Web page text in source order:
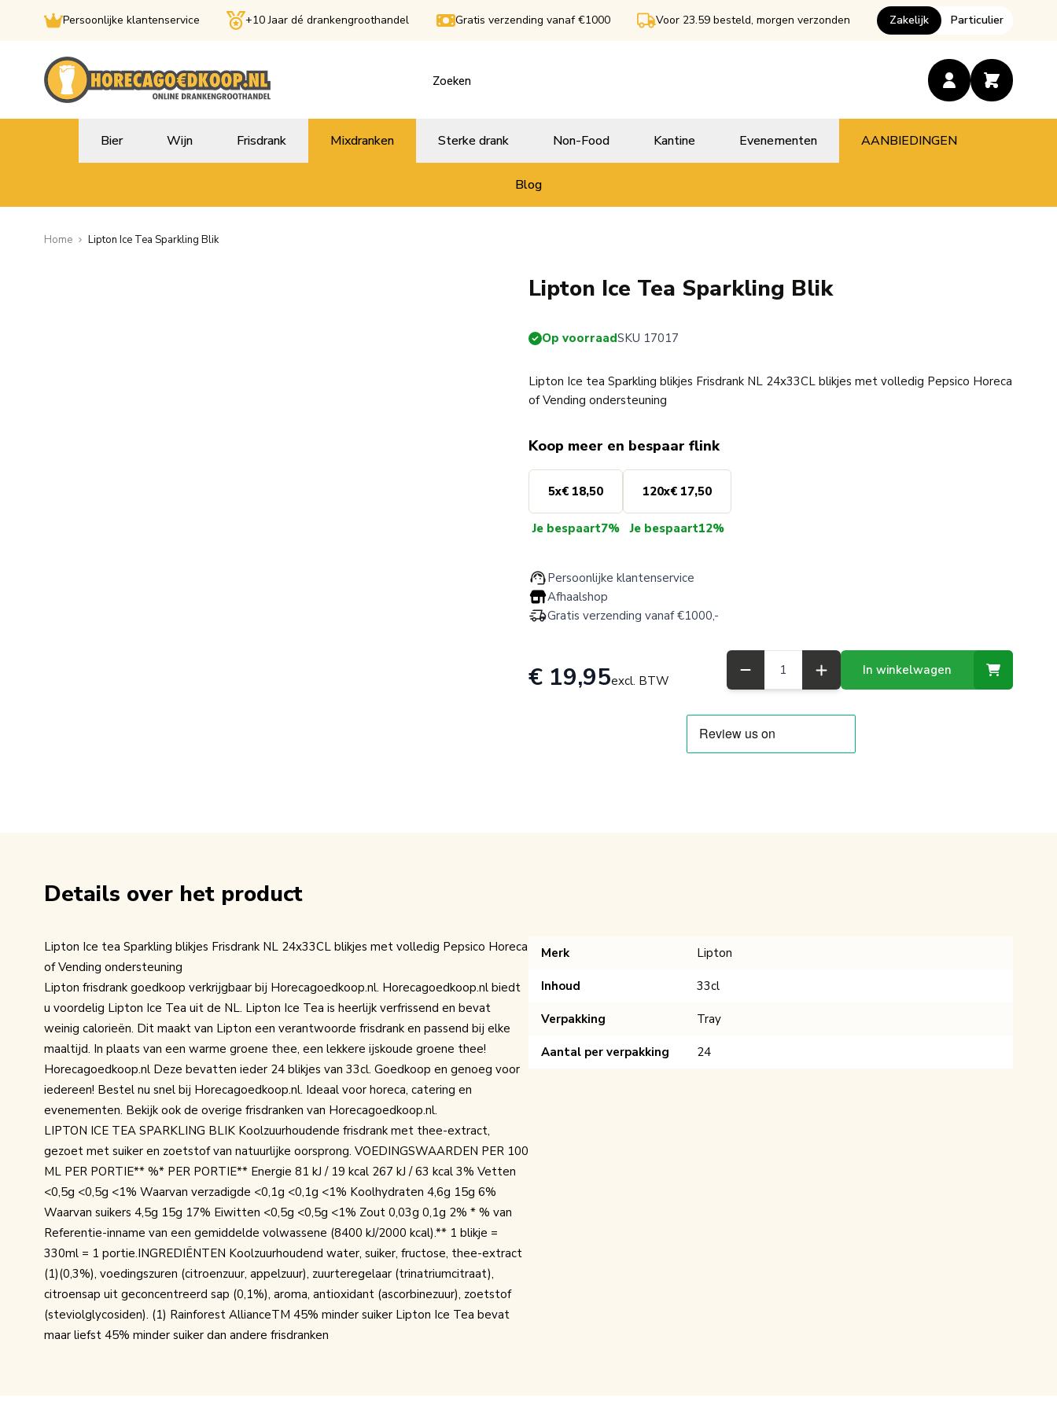
Persoonlijke klantenservice +10 Jaar dé drankengroothandel Gratis verzending vanaf €1000 Voor 23.59 besteld, morgen verzonden Zakelijk Particulier
Bier Wijn Frisdrank Mixdranken Sterke drank Non-Food Kantine Evenementen AANBIEDINGEN
Blog
Home Lipton Ice Tea Sparkling Blik
Lipton Ice Tea Sparkling Blik
Op voorraadSKU 17017
Lipton Ice tea Sparkling blikjes Frisdrank NL 24x33CL blikjes met volledig Pepsico Horeca
of Vending ondersteuning
Koop meer en bespaar flink
5x€ 18,50
Je bespaart7%
120x€ 17,50
Je bespaart12%
Persoonlijke klantenservice
Afhaalshop
Gratis verzending vanaf €1000,-
€ 19,95excl. BTW
In winkelwagen
Details over het product
Lipton Ice tea Sparkling blikjes Frisdrank NL 24x33CL blikjes met volledig Pepsico Horeca
of Vending ondersteuning
Lipton frisdrank goedkoop verkrijgbaar bij Horecagoedkoop.nl. Horecagoedkoop.nl biedt
u voordelig Lipton Ice Tea uit de NL. Lipton Ice Tea is heerlijk verfrissend en bevat
weinig calorieën. Dit maakt van Lipton een verantwoorde frisdrank en passend bij elke
maaltijd. In plaats van een warme groene thee, een lekkere ijskoude groene thee!
Horecagoedkoop.nl Deze bevatten ieder 24 blikjes van 33cl. Goedkoop en genoeg voor
iedereen! Bestel nu snel bij Horecagoedkoop.nl. Ideaal voor horeca, catering en
evenementen. Bekijk ook de overige frisdranken van Horecagoedkoop.nl.
LIPTON ICE TEA SPARKLING BLIK Koolzuurhoudende frisdrank met thee-extract,
gezoet met suiker en zoetstof van natuurlijke oorsprong. VOEDINGSWAARDEN PER 100
ML PER PORTIE** %* PER PORTIE** Energie 81 kJ / 19 kcal 267 kJ / 63 kcal 3% Vetten
<0,5g <0,5g <1% Waarvan verzadigde <0,1g <0,1g <1% Koolhydraten 4,6g 15g 6%
Waarvan suikers 4,5g 15g 17% Eiwitten <0,5g <0,5g <1% Zout 0,03g 0,1g 2% * % van
Referentie-inname van een gemiddelde volwassene (8400 kJ/2000 kcal).** 1 blikje =
330ml = 1 portie.INGREDIËNTEN Koolzuurhoudend water, suiker, fructose, thee-extract
(1)(0,3%), voedingszuren (citroenzuur, appelzuur), zuurteregelaar (trinatriumcitraat),
citroensap uit geconcentreerd sap (0,1%), aroma, antioxidant (ascorbinezuur), zoetstof
(steviolglycosiden). (1) Rainforest AllianceTM 45% minder suiker Lipton Ice Tea bevat
maar liefst 45% minder suiker dan andere frisdranken
Merk Lipton
Inhoud 33cl
Verpakking Tray
Aantal per verpakking 24